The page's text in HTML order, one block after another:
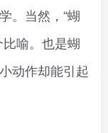
。当然，“蝴
喻。也是蝴
动作却能引起